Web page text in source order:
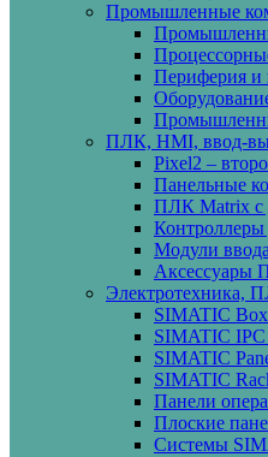
Промышленные
Периферия и
ПЛК, HMI, ввод-
Pixel2 –
Панельные
ПЛК Matrix с
Контроллеры
Модули
Аксессуары
Электротехника,
SIMATIC
SIMATIC
SIMATIC
SIMATIC
Панели
Плоские
Системы